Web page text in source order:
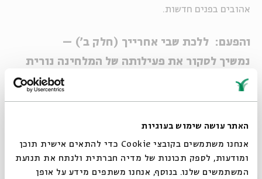
האתר עושה שימוש בעוגיות
אנחנו משתמשים בקובצי Cookie כדי להתאים אישית תוכן
ומודעות, לספק תכונות של מדיה חברתית ולנתח את תנועת
המשתמשים שלנו. בנוסף, אנחנו משתפים מידע על אופן
אהובים בפנים חדשות.
והפעם: ללכת שבי אחרייך (חלק ב') –
נמשיך לסקור את פעילותה של המלחינה נורית
הירש ב-60 השנים האחרונות
הפקה:רנן סול - מונו קרייב
הצטרפו לאיוונט (אירוע) בפייסבוק >>